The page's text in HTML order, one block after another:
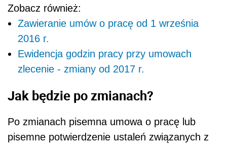
Zobacz również:
Zawieranie umów o pracę od 1 września
2016 r.
Ewidencja godzin pracy przy umowach
zlecenie - zmiany od 2017 r.
Jak będzie po zmianach?
Po zmianach pisemna umowa o pracę lub
pisemne potwierdzenie ustaleń związanych z